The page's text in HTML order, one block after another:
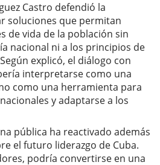
Castro defendió la
soluciones que permitan
de vida de la población sin
nacional ni a los principios de
explicó, el diálogo con
interpretarse como una
como una herramienta para
y adaptarse a los
pública ha reactivado además
el futuro liderazgo de Cuba.
podría convertirse en una